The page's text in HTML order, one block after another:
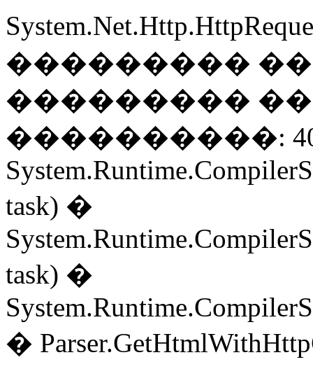
���������
���������
����������: 404
task) �
task) �
�